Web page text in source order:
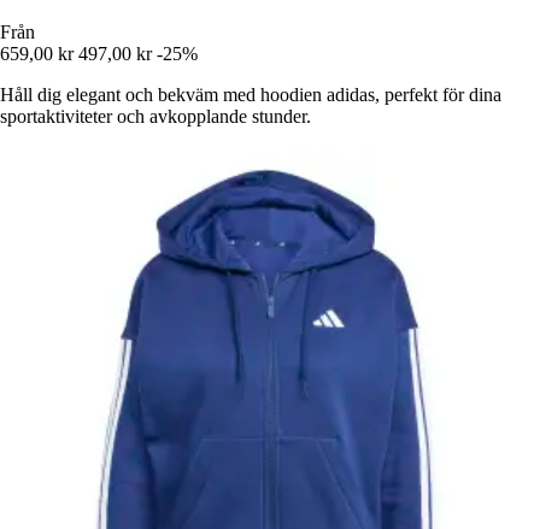
Från
659,00 kr 497,00 kr -25%
Håll dig elegant och bekväm med hoodien adidas, perfekt för dina
sportaktiviteter och avkopplande stunder.